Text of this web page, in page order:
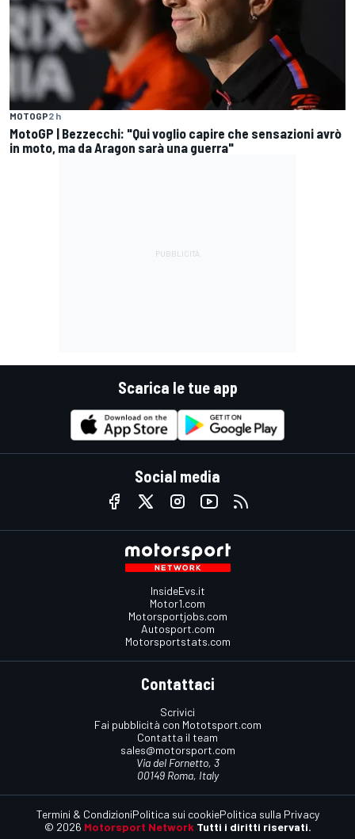
MOTOGP2 h
MotoGP | Bezzecchi: "Qui voglio capire che sensazioni avrò
in moto, ma da Aragon sarà una guerra"
Scarica le tue app
Social media
InsideEvs.it
Motor1.com
Motorsportjobs.com
Autosport.com
Motorsportstats.com
Contattaci
Scrivici
Fai pubblicità con Mototsport.com
Contatta il team
sales@motorsport.com
Via del Fornetto, 3
00149 Roma, Italy
© 2026 Motorsport Network Tutti i diritti riservati.
Termini & CondizioniPolitica sui cookiePolitica sulla Privacy